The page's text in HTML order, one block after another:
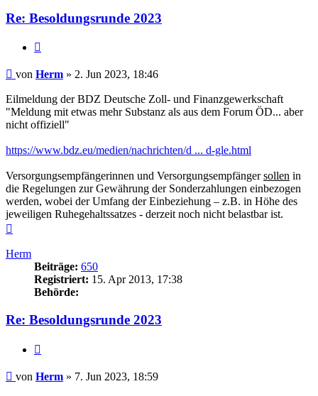
Re: Besoldungsrunde 2023
Beitrag
von Herm » 2. Jun 2023, 18:46
Eilmeldung der BDZ Deutsche Zoll- und Finanzgewerkschaft
"Meldung mit etwas mehr Substanz als aus dem Forum ÖD... aber
nicht offiziell"
https://www.bdz.eu/medien/nachrichten/d ... d-gle.html
Versorgungsempfängerinnen und Versorgungsempfängersollen in
die Regelungen zur Gewährung der Sonderzahlungen einbezogen
werden, wobei der Umfang der Einbeziehung – z.B. in Höhe des
jeweiligen Ruhegehaltssatzes - derzeit noch nicht belastbar ist.
Herm
Beiträge: 650
Registriert: 15. Apr 2013, 17:38
Behörde:
Re: Besoldungsrunde 2023
Beitrag
von Herm » 7. Jun 2023, 18:59